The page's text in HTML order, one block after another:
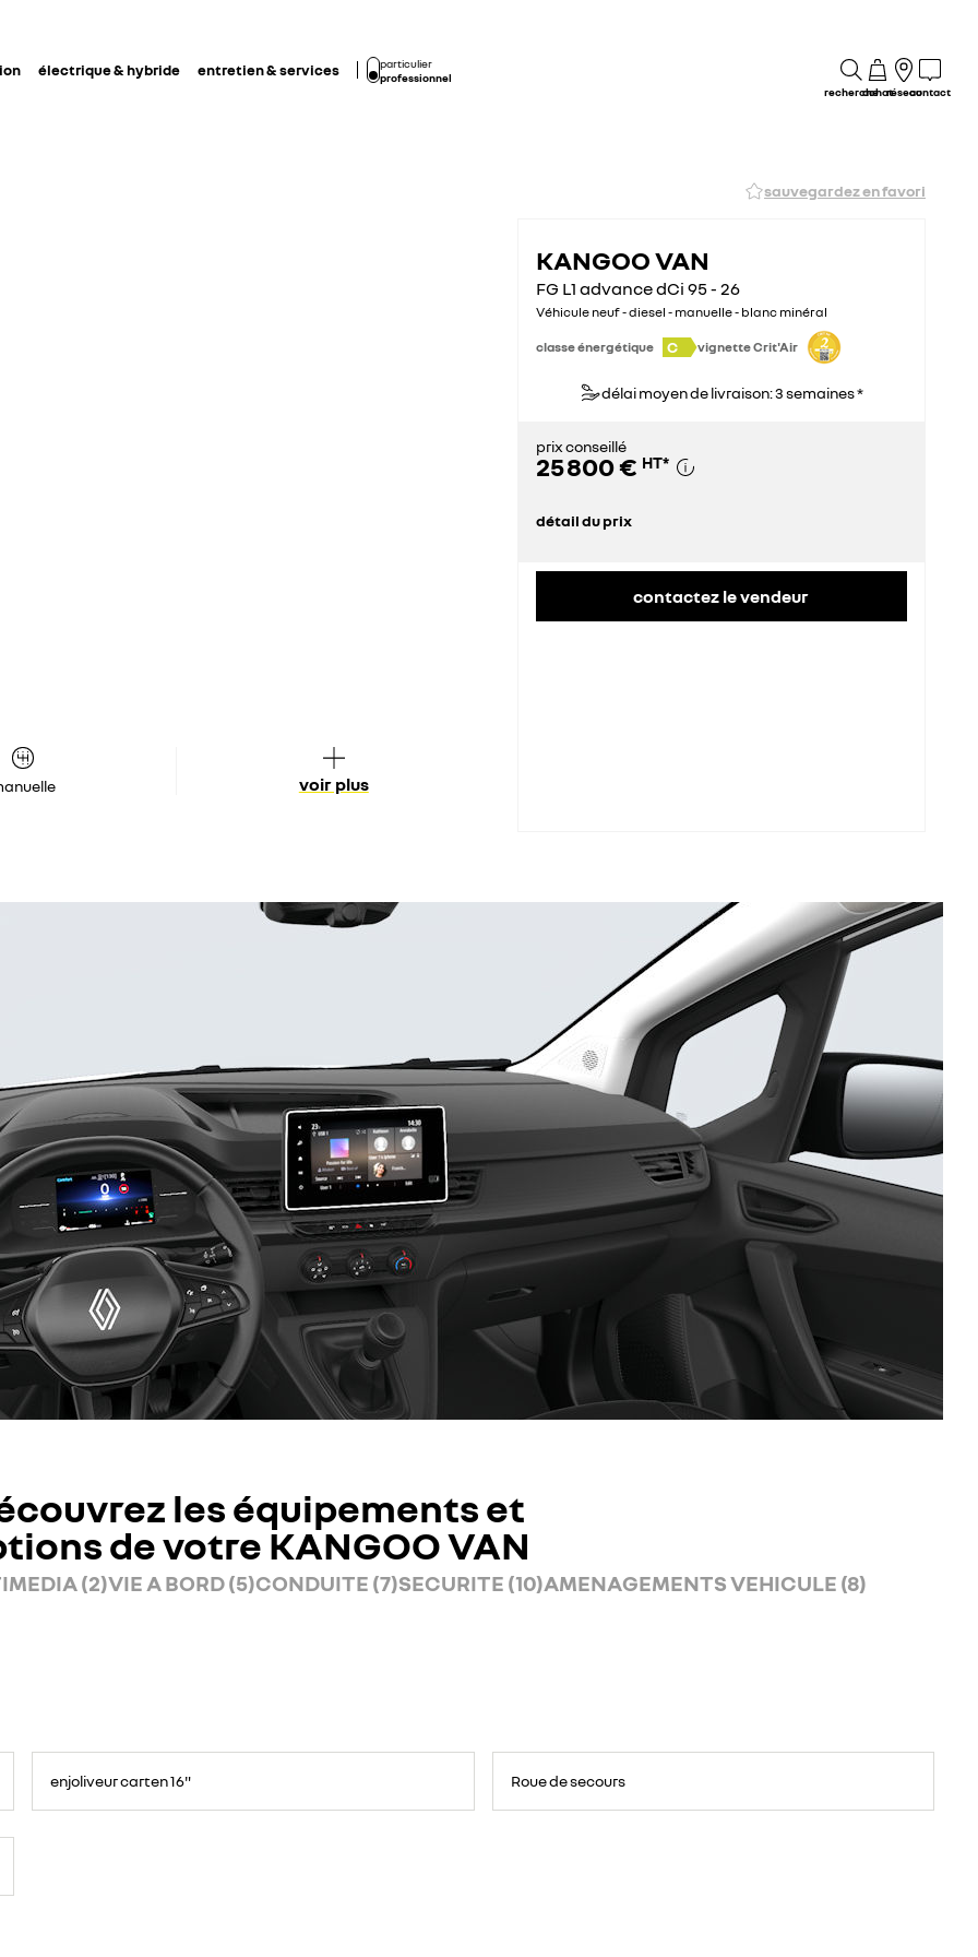
électrique & hybride entretien & services
particulier
professionnel
rechercheachatréseaucontact
sauvegardez en favori
voir plus
KANGOO VAN
FG L1 advance dCi 95 - 26
Véhicule neuf - diesel - manuelle - blanc minéral
classe énergétique C vignette Crit'Air
délai moyen de livraison: 3 semaines *
prix conseillé
25 800 € HT*
détail du prix
contactez le vendeur
les équipements et
de votre KANGOO VAN
(2)VIE A BORD (5)CONDUITE (7)SECURITE (10)AMENAGEMENTS VEHICULE (8)
enjoliveur carten 16" Roue de secours